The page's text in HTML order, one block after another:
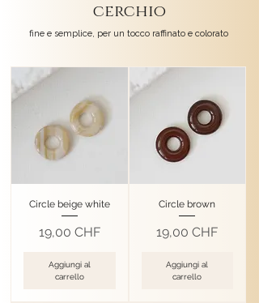
cerchio
fine e semplice, per un tocco raffinato e colorato
Circle beige white
Prezzo
19,00 CHF
Aggiungi al
carrello
Circle brown
Prezzo
19,00 CHF
Aggiungi al
carrello